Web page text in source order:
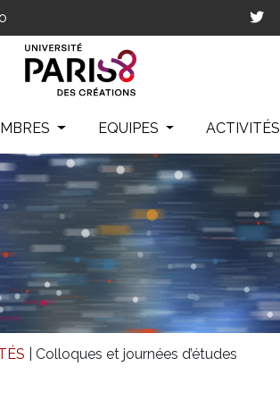
EQUIPES
Colloques et journées d’études